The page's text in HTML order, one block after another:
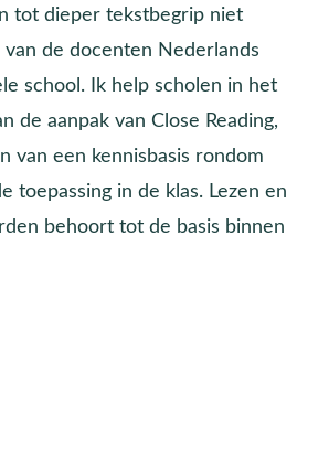
tot dieper tekstbegrip niet
van de docenten Nederlands
school. Ik help scholen in het
de aanpak van Close Reading,
van een kennisbasis rondom
toepassing in de klas. Lezen en
behoort tot de basis binnen